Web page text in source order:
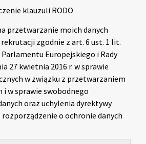
klauzuli RODO
przetwarzanie moich danych
zgodnie z art. 6 ust. 1 lit.
Europejskiego i Rady
27 kwietnia 2016 r. w sprawie
w związku z przetwarzaniem
i w sprawie swobodnego
oraz uchylenia dyrektywy
o ochronie danych